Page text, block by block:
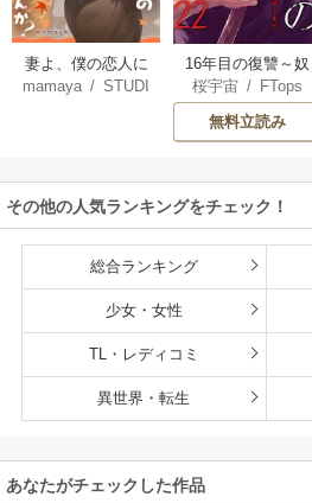
妻よ、僕の恋人に
なってくれません
mamaya/STUDI
16年目の復讐～奴
らを地獄に送るま
で
桜宇宙 / FTops
無料立読み
その他の人気ランキングをチェック！
総合ランキング
少女・女性
TL・レディコミ
異世界・転生
あなたがチェックした作品